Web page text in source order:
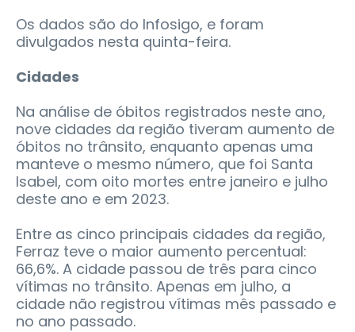
Os dados são do Infosigo, e foram
divulgados nesta quinta-feira.
Cidades
Na análise de óbitos registrados neste ano,
nove cidades da região tiveram aumento de
óbitos no trânsito, enquanto apenas uma
manteve o mesmo número, que foi Santa
Isabel, com oito mortes entre janeiro e julho
deste ano e em 2023.
Entre as cinco principais cidades da região,
Ferraz teve o maior aumento percentual:
66,6%. A cidade passou de três para cinco
vítimas no trânsito. Apenas em julho, a
cidade não registrou vítimas mês passado e
no ano passado.